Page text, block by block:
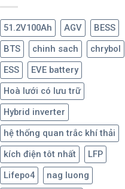
51.2V100Ah AGV
BESS
BTS
chinh sach
chrybol
ESS
EVE battery
Hoà lưới có lưu trữ
Hybrid inverter
hệ thống quan trắc khí thải
kích điện tôt nhất
LFP
Lifepo4
nag luong